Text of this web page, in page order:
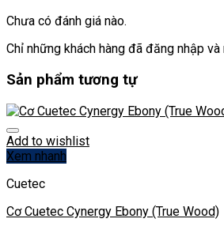
Chưa có đánh giá nào.
Chỉ những khách hàng đã đăng nhập
Sản phẩm tương tự
Add to wishlist
Xem nhanh
Cuetec
Cơ Cuetec Cynergy Ebony (True Wood)